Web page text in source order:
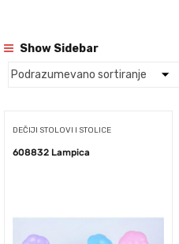
Show Sidebar
DEČIJI STOLOVI I STOLICE
608832 Lampica